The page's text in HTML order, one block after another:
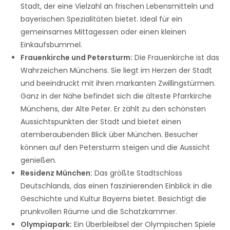
Stadt, der eine Vielzahl an frischen Lebensmitteln und
bayerischen Spezialitäten bietet. Ideal für ein
gemeinsames Mittagessen oder einen kleinen
Einkaufsbummel.
Frauenkirche und Petersturm: Die Frauenkirche ist das
Wahrzeichen Münchens. Sie liegt im Herzen der Stadt
und beeindruckt mit ihren markanten Zwillingstürmen.
Ganz in der Nähe befindet sich die älteste Pfarrkirche
Münchens, der Alte Peter. Er zählt zu den schönsten
Aussichtspunkten der Stadt und bietet einen
atemberaubenden Blick über München. Besucher
können auf den Petersturm steigen und die Aussicht
genießen.
Residenz München: Das größte Stadtschloss
Deutschlands, das einen faszinierenden Einblick in die
Geschichte und Kultur Bayerns bietet. Besichtigt die
prunkvollen Räume und die Schatzkammer.
Olympiapark: Ein Überbleibsel der Olympischen Spiele